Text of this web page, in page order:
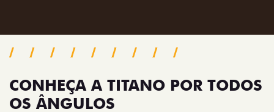
CONHEÇA A TITANO POR TODOS
OS ÂNGULOS